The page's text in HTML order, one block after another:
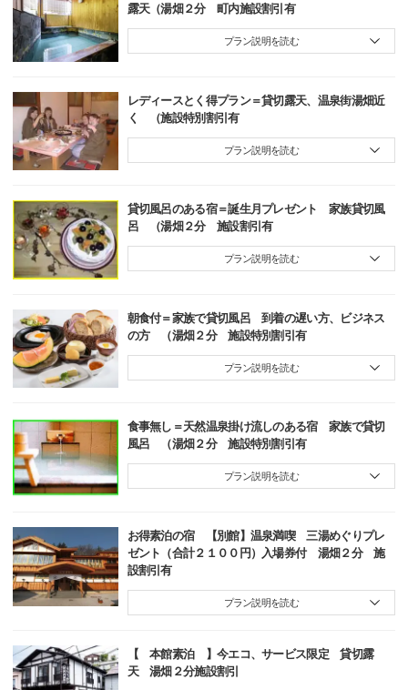
露天（湯畑２分 町内施設割引有
プラン説明を読む
レディースとく得プラン＝貸切露天、温泉街湯畑近
く （施設特別割引有
プラン説明を読む
貸切風呂のある宿＝誕生月プレゼント 家族貸切風
呂 （湯畑２分 施設割引有
プラン説明を読む
朝食付＝家族で貸切風呂 到着の遅い方、ビジネス
の方 （湯畑２分 施設特別割引有
プラン説明を読む
食事無し＝天然温泉掛け流しのある宿 家族で貸切
風呂 （湯畑２分 施設特別割引有
プラン説明を読む
お得素泊の宿 【別館】温泉満喫 三湯めぐりプレ
ゼント（合計２１００円）入場券付 湯畑２分 施
設割引有
プラン説明を読む
【 本館素泊 】今エコ、サービス限定 貸切露
天 湯畑２分施設割引